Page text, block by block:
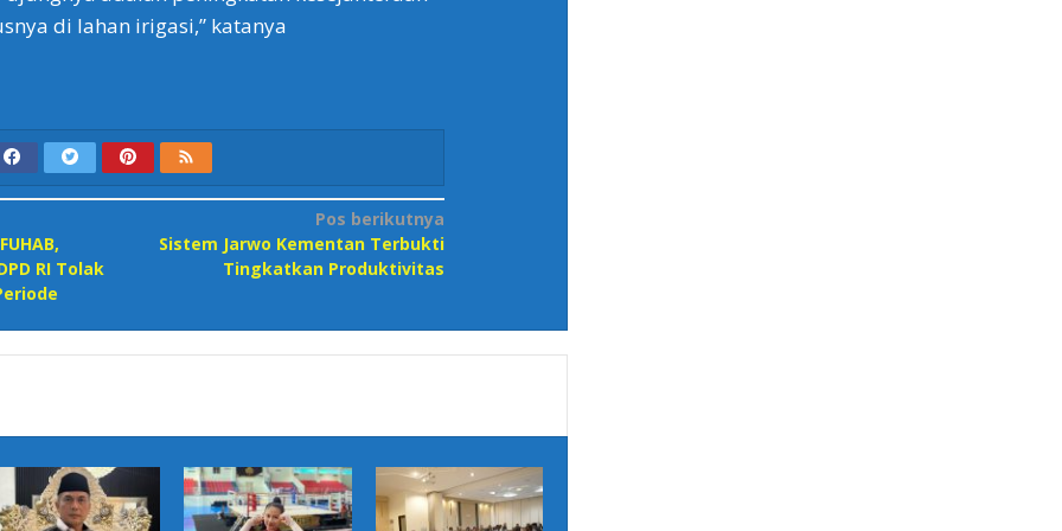
di lahan irigasi,” katanya
RI Tolak
Pos berikutnya
Sistem Jarwo Kementan Terbukti
Tingkatkan Produktivitas